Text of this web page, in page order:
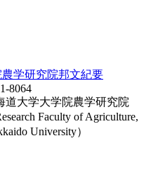
学研究院邦文紀要
8064
道大学大学院農学研究院
Faculty of Agriculture,
University）